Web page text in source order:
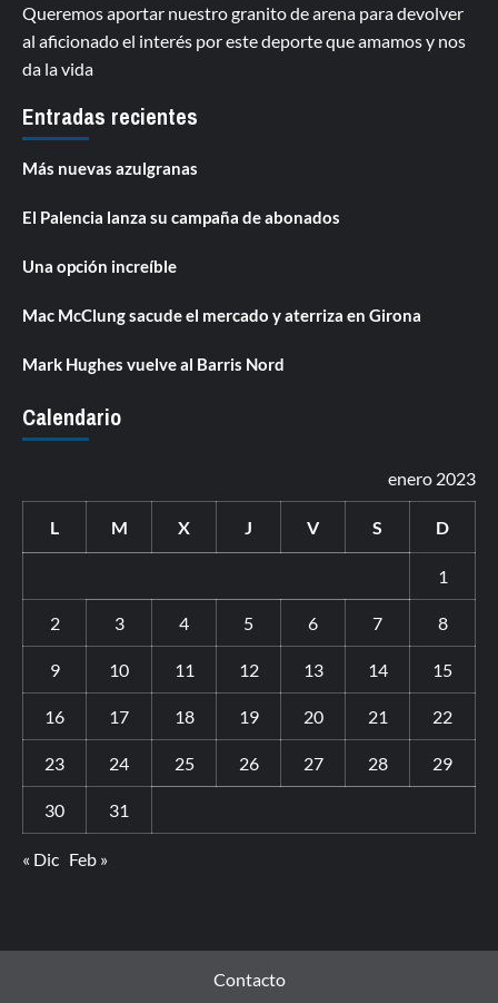
Queremos aportar nuestro granito de arena para devolver
al aficionado el interés por este deporte que amamos y nos
da la vida
Entradas recientes
Más nuevas azulgranas
El Palencia lanza su campaña de abonados
Una opción increíble
Mac McClung sacude el mercado y aterriza en Girona
Mark Hughes vuelve al Barris Nord
Calendario
enero 2023
L M X J V S D
1
2 3 4 5 6 7 8
9 10 11 12 13 14 15
16 17 18 19 20 21 22
23 24 25 26 27 28 29
30 31
« Dic Feb »
Contacto